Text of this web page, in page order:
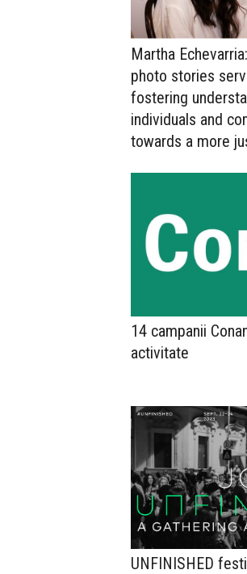
Martha
photo stories
fostering
individuals and
towards a more
14 campanii
activitate
UNFINISHED